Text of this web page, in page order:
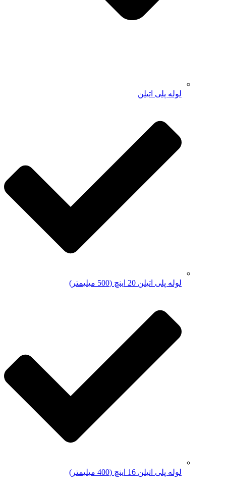
لوله پلی اتیلن
لوله پلی اتیلن 20 اینچ (500 میلیمتر)
لوله پلی اتیلن 16 اینچ (400 میلیمتر)